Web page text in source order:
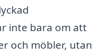
inte bara om att
och möbler, utan